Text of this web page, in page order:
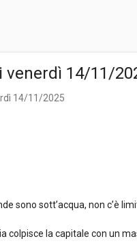
venerdì 14/11/
14/11/2025
sono sott’acqua, non c’è
colpisce la capitale con un